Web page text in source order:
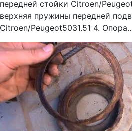
передней стойки Citroen/
верхняя пружины передней
Citroen/Peugeot5031.51 4. Опора...